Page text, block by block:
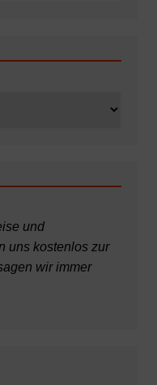
und
uns kostenlos zur
wir immer